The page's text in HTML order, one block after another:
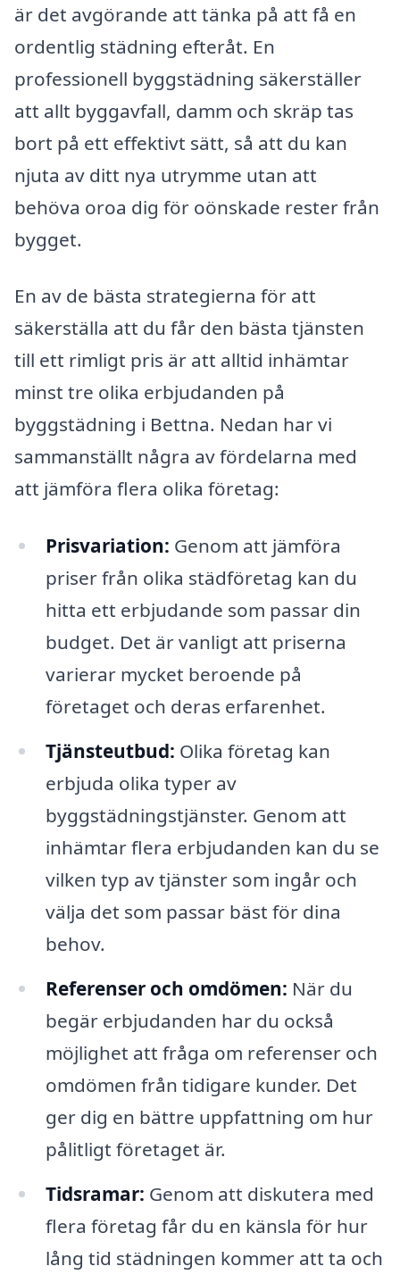
är det avgörande att tänka på att få en
ordentlig städning efteråt. En
professionell byggstädning säkerställer
att allt byggavfall, damm och skräp tas
bort på ett effektivt sätt, så att du kan
njuta av ditt nya utrymme utan att
behöva oroa dig för oönskade rester från
bygget.
En av de bästa strategierna för att
säkerställa att du får den bästa tjänsten
till ett rimligt pris är att alltid inhämtar
minst tre olika erbjudanden på
byggstädning i Bettna. Nedan har vi
sammanställt några av fördelarna med
att jämföra flera olika företag:
Prisvariation: Genom att jämföra
priser från olika städföretag kan du
hitta ett erbjudande som passar din
budget. Det är vanligt att priserna
varierar mycket beroende på
företaget och deras erfarenhet.
Tjänsteutbud: Olika företag kan
erbjuda olika typer av
byggstädningstjänster. Genom att
inhämtar flera erbjudanden kan du se
vilken typ av tjänster som ingår och
välja det som passar bäst för dina
behov.
Referenser och omdömen: När du
begär erbjudanden har du också
möjlighet att fråga om referenser och
omdömen från tidigare kunder. Det
ger dig en bättre uppfattning om hur
pålitligt företaget är.
Tidsramar: Genom att diskutera med
flera företag får du en känsla för hur
lång tid städningen kommer att ta och